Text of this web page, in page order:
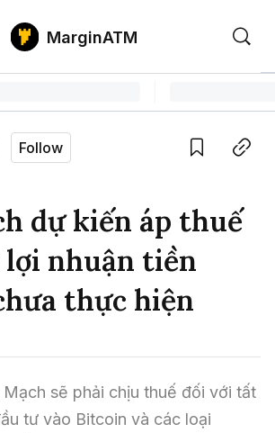
Bản
Hợp
Đầu Tư
Thuật
Action
MarginATM
Follow
dự kiến áp thuế
lợi nhuận tiền
thực hiện
sẽ phải chịu thuế đối với tất
tư vào Bitcoin và các loại